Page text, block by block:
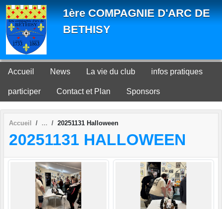
1ère COMPAGNIE D'ARC DE
BETHISY
Accueil News La vie du club infos pratiques
participer Contact et Plan Sponsors
Accueil 20251131 Halloween
20251131 HALLOWEEN
Panneau de gestion des cookies